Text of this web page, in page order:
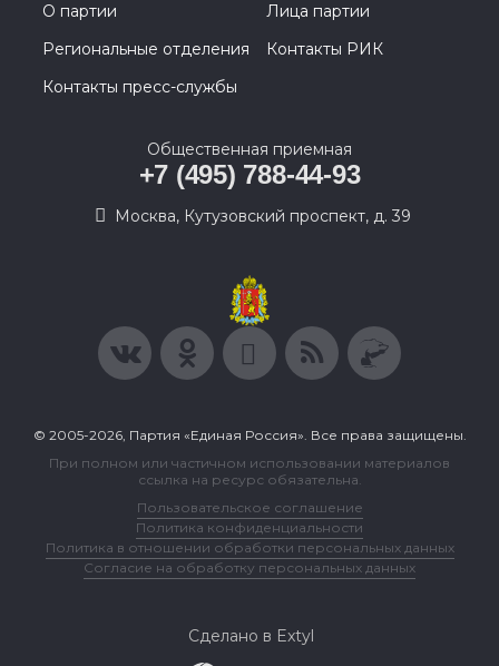
О партии
Лица партии
Региональные отделения
Контакты РИК
Контакты пресс-службы
Общественная приемная
+7 (495) 788-44-93
Москва, Кутузовский проспект, д. 39
© 2005-2026, Партия «Единая Россия». Все права защищены.
При полном или частичном использовании материалов
ссылка на ресурс обязательна.
Пользовательское соглашение
Политика конфиденциальности
Политика в отношении обработки персональных данных
Согласие на обработку персональных данных
Сделано в Extyl